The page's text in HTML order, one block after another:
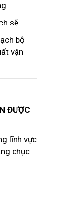
sẽ
bộ
vận
ĐƯỢC
lĩnh vực
chục